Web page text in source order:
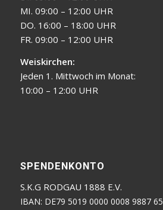
MI. 09:00 – 12:00 UHR
DO. 16:00 – 18:00 UHR
FR. 09:00 – 12:00 UHR
Weiskirchen:
Jeden 1. Mittwoch im Monat:
10:00 – 12:00 UHR
SPENDENKONTO
S.K.G RODGAU 1888 E.V.
IBAN: DE79 5019 0000 0008 9887 65